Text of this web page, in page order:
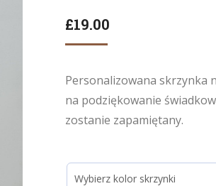
£19.00
Personalizowana skrzynka
na podziękowanie
zostanie zapamiętany.